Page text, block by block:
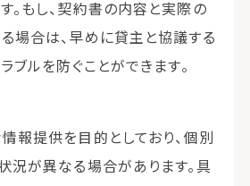
。もし、契約書の内容と実際の
場合は、早めに貸主と協議する
ブルを防ぐことができます。
報提供を目的としており、個別
況が異なる場合があります。具